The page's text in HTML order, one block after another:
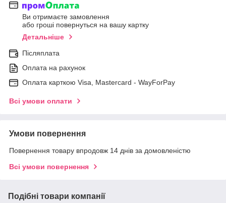
Ви отримаєте замовлення
або гроші повернуться на вашу картку
Детальніше
Післяплата
Оплата на рахунок
Оплата карткою Visa, Mastercard - WayForPay
Всі умови оплати
Умови повернення
Повернення товару впродовж 14 днів за домовленістю
Всі умови повернення
Подібні товари компанії